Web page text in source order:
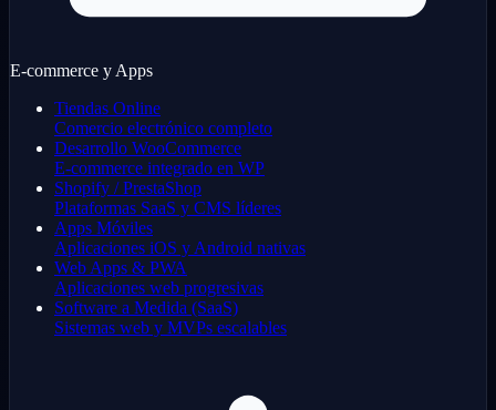
E-commerce y Apps
Tiendas Online
Comercio electrónico completo
Desarrollo WooCommerce
E-commerce integrado en WP
Shopify / PrestaShop
Plataformas SaaS y CMS líderes
Apps Móviles
Aplicaciones iOS y Android nativas
Web Apps & PWA
Aplicaciones web progresivas
Software a Medida (SaaS)
Sistemas web y MVPs escalables